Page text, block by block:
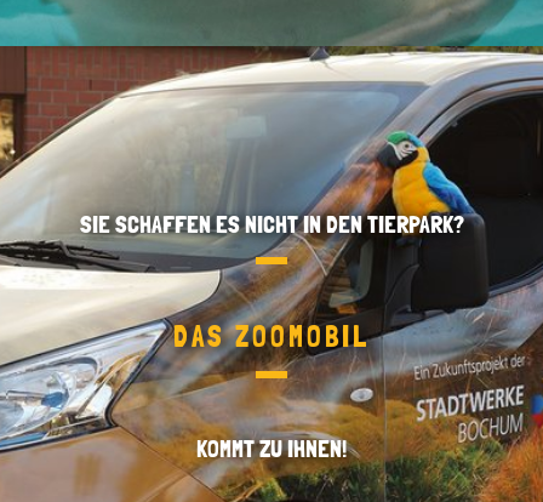
SIE SCHAFFEN ES NICHT IN DEN TIERPARK?
DAS ZOOMOBIL
KOMMT ZU IHNEN!